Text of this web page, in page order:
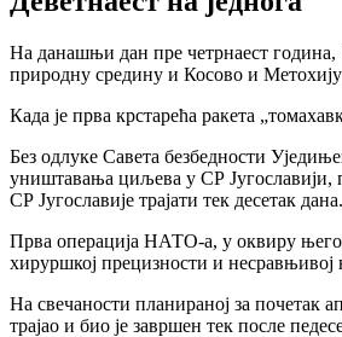
На данашњи дан пре четрнаест година,
природну средину и Косово и
Када је прва крстарећа ракета
Без одлуке Савета безбедности
уништавања циљева у СР Југославији,
СР Југославије трајати тек десетак дана.
Прва операција НАТО-а, у оквиру
хируршкој прецизности и
На свечаности планираној за почетак
трајао и био је завршен тек после